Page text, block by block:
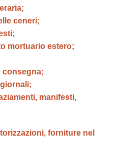
ceneri;
mortuario estero;
consegna;
manifesti,
forniture nel